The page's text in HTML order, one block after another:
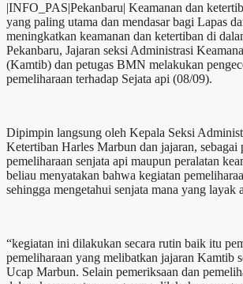
|INFO_PAS|Pekanbaru| Keamanan dan
yang paling utama dan mendasar bagi Lapas
meningkatkan keamanan dan ketertiban di
Pekanbaru, Jajaran seksi Administrasi
(Kamtib) dan petugas BMN melakukan
pemeliharaan terhadap Sejata api (08/09).
Dipimpin langsung oleh Kepala Seksi
Ketertiban Harles Marbun dan jajaran, sebagai
pemeliharaan senjata api maupun peralatan
beliau menyatakan bahwa kegiatan
sehingga mengetahui senjata mana yang layak
“kegiatan ini dilakukan secara rutin baik itu
pemeliharaan yang melibatkan jajaran Kamtib
Ucap Marbun. Selain pemeriksaan dan